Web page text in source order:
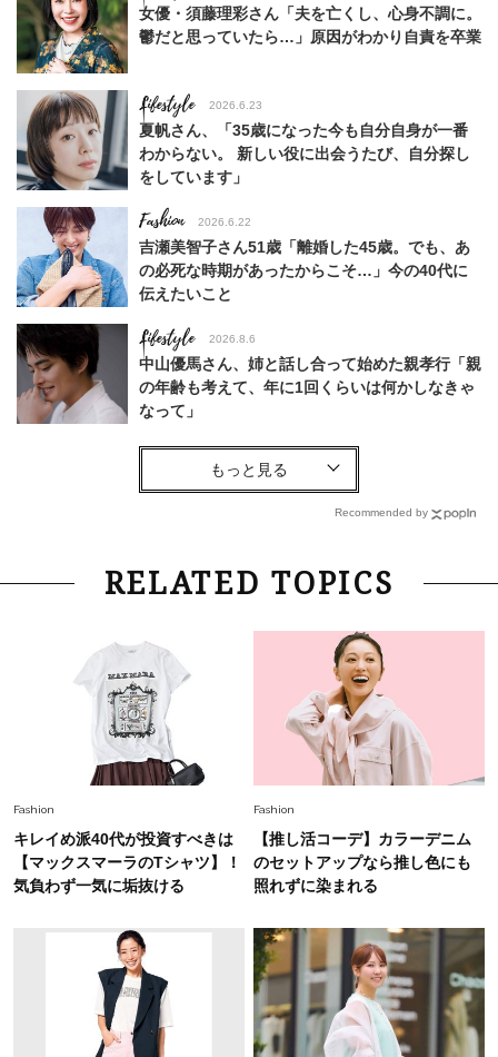
女優・須藤理彩さん「夫を亡くし、心身不調に。
鬱だと思っていたら…」原因がわかり自責を卒業
Lifestyle 2026.6.23
夏帆さん、「35歳になった今も自分自身が一番
わからない。 新しい役に出会うたび、自分探し
をしています」
Fashion 2026.6.22
吉瀬美智子さん51歳「離婚した45歳。でも、あ
の必死な時期があったからこそ…」今の40代に
伝えたいこと
Lifestyle 2026.8.6
中山優馬さん、姉と話し合って始めた親孝行「親
の年齢も考えて、年に1回くらいは何かしなきゃ
なって」
Lifestyle
「人間、役に立たなきゃ生きてちゃいかんか？」
Lifestyle 2026.8.6
26年夏の【開運アクション】は”ひと拭き”習
は？」
Lifestyle
梅宮アンナさん 電撃婚から1年、家族の価値観
を育み中「理想の暮らしよりも今の心地よさを選
んだ」
中村ゆりさん「40代になり、やっと“仕事以外の
幸福感”に目が向いた」ライフスタイルも、服も
Fashion
白黒でもこんなに華やぐ！40代、夏の「甘めト
ップス×パンツ」コーデ〈3選〉
Fashion
Recommended by
RELATED TOPICS
Fashion
キレイめ派40代が投資すべきは
【マックスマーラのTシャツ】！
気負わず一気に垢抜ける
Fashion
【推し活コーデ】カラーデニム
のセットアップなら推し色にも
照れずに染まれる